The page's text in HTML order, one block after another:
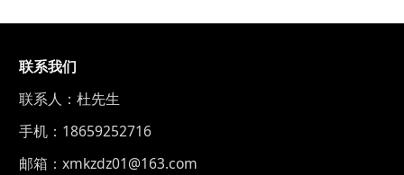
联系我们
联系人：杜先生
手机：18659252716
邮箱：xmkzdz01@163.com